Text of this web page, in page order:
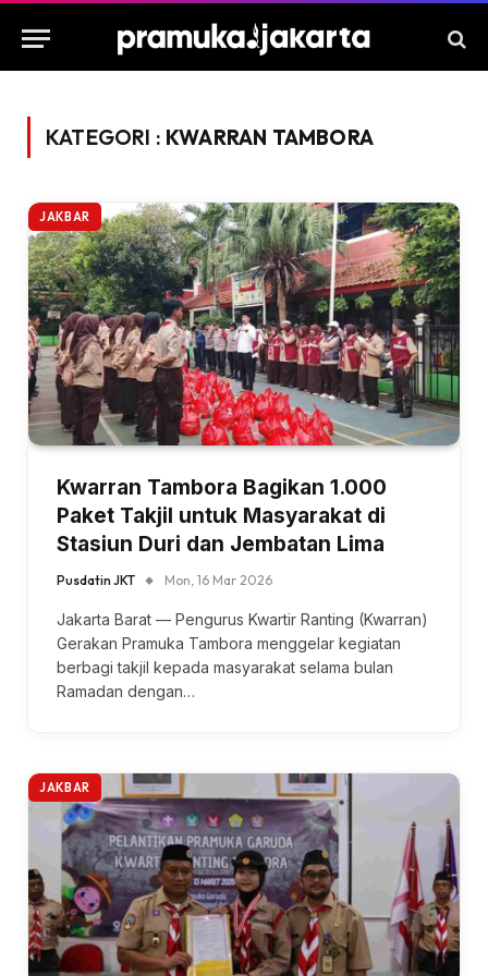
KATEGORI : KWARRAN TAMBORA
JAKBAR
Kwarran Tambora Bagikan 1.000
Paket Takjil untuk Masyarakat di
Stasiun Duri dan Jembatan Lima
Pusdatin JKT Mon, 16 Mar 2026
Jakarta Barat — Pengurus Kwartir Ranting (Kwarran)
Gerakan Pramuka Tambora menggelar kegiatan
berbagi takjil kepada masyarakat selama bulan
Ramadan dengan…
JAKBAR